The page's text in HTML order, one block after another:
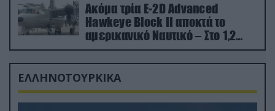
Ακόμα τρία E-2D Advanced
Hawkeye Block II αποκτά το
αμερικανικό Ναυτικό – Στο 1,2
δισ.δολάρια το κόστος
ΕΛΛΗΝΟΤΟΥΡΚΙΚΑ